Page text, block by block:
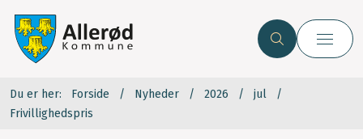
Du er her: Forside Nyheder 2026
jul
Frivillighedspris